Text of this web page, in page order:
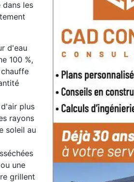
dans les
d'eau
100 %,
plus
rayons
soleil au
une
grillent